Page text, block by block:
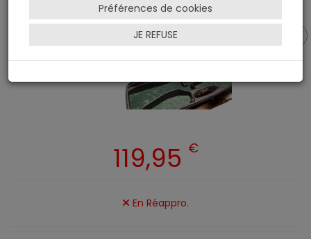
119,95 €
En Réappro.
Préférences de cookies
JE REFUSE